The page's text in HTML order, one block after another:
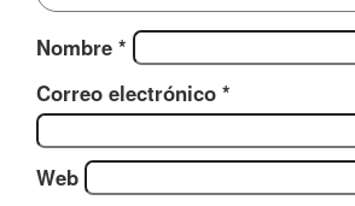
Nombre *
Correo electrónico *
Web